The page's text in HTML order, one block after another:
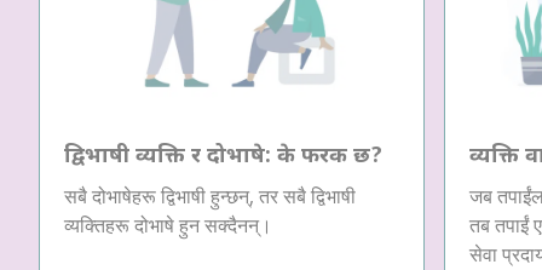
द्विभाषी व्यक्ति र दोभाषे: के फरक छ?
सबै दोभाषेहरू द्विभाषी हुन्छन्, तर सबै द्विभाषी
व्यक्तिहरू दोभाषे हुन सक्दैनन्।
व्यक्ति
जब
तब तपाईं
सेवा